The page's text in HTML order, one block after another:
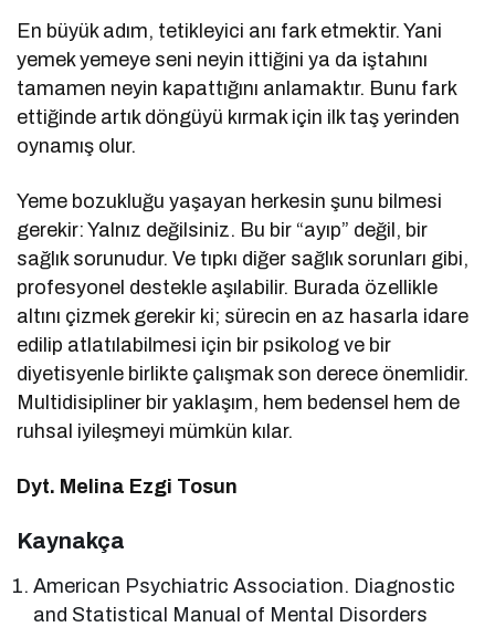
En büyük adım, tetikleyici anı fark etmektir. Yani
yemek yemeye seni neyin ittiğini ya da iştahını
tamamen neyin kapattığını anlamaktır. Bunu fark
ettiğinde artık döngüyü kırmak için ilk taş yerinden
oynamış olur.
Yeme bozukluğu yaşayan herkesin şunu bilmesi
gerekir: Yalnız değilsiniz. Bu bir “ayıp” değil, bir
sağlık sorunudur. Ve tıpkı diğer sağlık sorunları gibi,
profesyonel destekle aşılabilir. Burada özellikle
altını çizmek gerekir ki; sürecin en az hasarla idare
edilip atlatılabilmesi için bir psikolog ve bir
diyetisyenle birlikte çalışmak son derece önemlidir.
Multidisipliner bir yaklaşım, hem bedensel hem de
ruhsal iyileşmeyi mümkün kılar.
Dyt. Melina Ezgi Tosun
Kaynakça
American Psychiatric Association. Diagnostic
and Statistical Manual of Mental Disorders